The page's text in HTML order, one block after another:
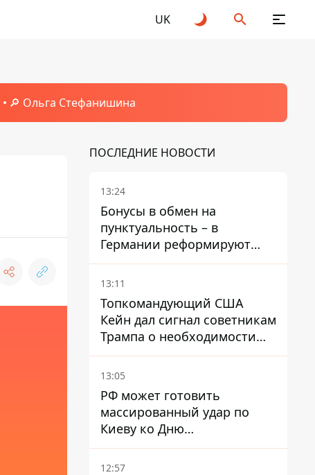
UK
🔎 Ольга Стефанишина
ПОСЛЕДНИЕ НОВОСТИ
13:24
Бонусы в обмен на
пунктуальность – в
Германии реформируют
премирование руководства
Deutsche Bahn
13:11
Топкомандующий США
Кейн дал сигнал советникам
Трампа о необходимости
заканчивать войну с
Ираном – СМИ
13:05
РФ может готовить
массированный удар по
Киеву ко Дню
Независимости - Институт
изучения войны
12:57